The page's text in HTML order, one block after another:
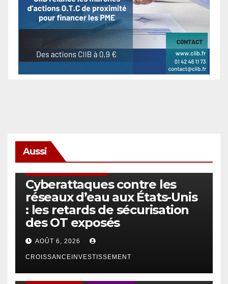
Aussi
Cyberattaques contre les
réseaux d’eau aux États-Unis
: les retards de sécurisation
des OT exposés
AOÛT 6, 2026
CROISSANCEINVESTISSEMENT